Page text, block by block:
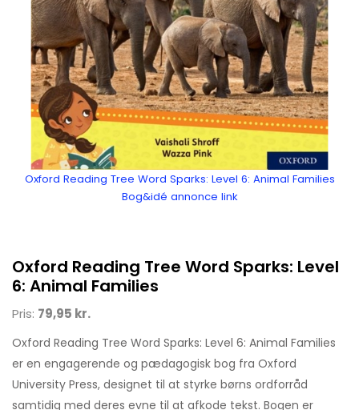
Oxford Reading Tree Word Sparks: Level 6: Animal Families
Bog&idé annonce link
Oxford Reading Tree Word Sparks: Level
6: Animal Families
Pris: 79,95 kr.
Oxford Reading Tree Word Sparks: Level 6: Animal Families
er en engagerende og pædagogisk bog fra Oxford
University Press, designet til at styrke børns ordforråd
samtidig med deres evne til at afkode tekst. Bogen er